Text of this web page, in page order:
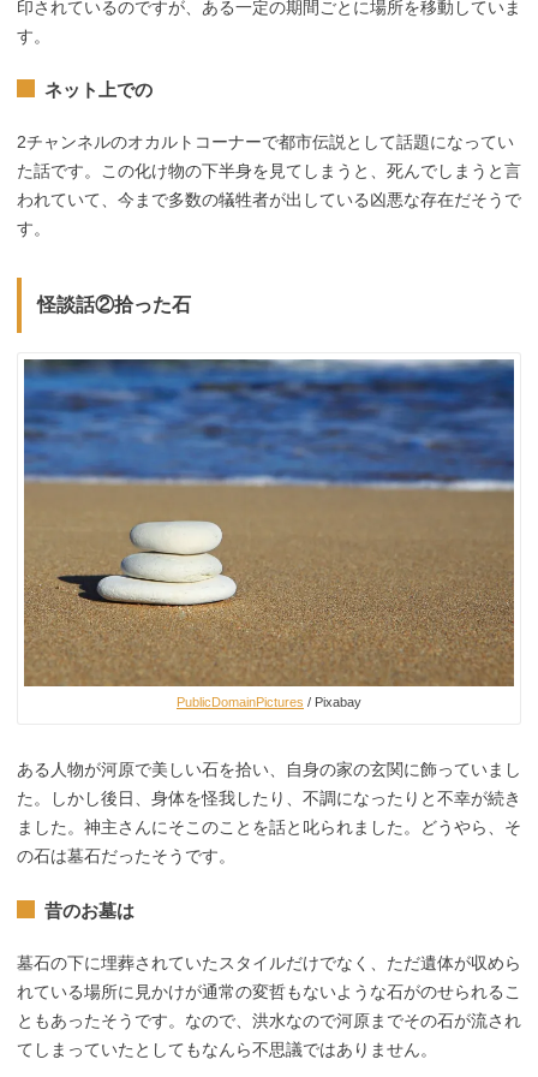
印されているのですが、ある一定の期間ごとに場所を移動していま
す。
ネット上での
2チャンネルのオカルトコーナーで都市伝説として話題になってい
た話です。この化け物の下半身を見てしまうと、死んでしまうと言
われていて、今まで多数の犠牲者が出している凶悪な存在だそうで
す。
怪談話②拾った石
PublicDomainPictures / Pixabay
ある人物が河原で美しい石を拾い、自身の家の玄関に飾っていまし
た。しかし後日、身体を怪我したり、不調になったりと不幸が続き
ました。神主さんにそこのことを話と叱られました。どうやら、そ
の石は墓石だったそうです。
昔のお墓は
墓石の下に埋葬されていたスタイルだけでなく、ただ遺体が収めら
れている場所に見かけが通常の変哲もないような石がのせられるこ
ともあったそうです。なので、洪水なので河原までその石が流され
てしまっていたとしてもなんら不思議ではありません。